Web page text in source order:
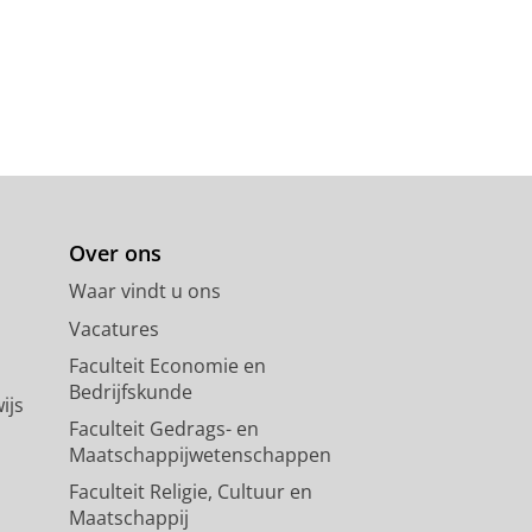
Over ons
Waar vindt u ons
Vacatures
Faculteit Economie en
Bedrijfskunde
Faculteit Gedrags- en
Maatschappijwetenschappen
Faculteit Religie, Cultuur en
Maatschappij